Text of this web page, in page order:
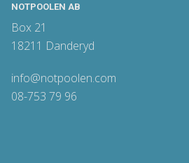
NOTPOOLEN AB
Box 21
18211 Danderyd
info@notpoolen.com
08-753 79 96